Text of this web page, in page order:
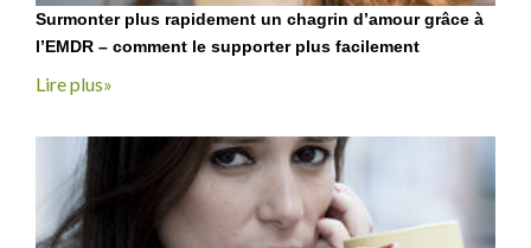
Surmonter plus rapidement un chagrin d’amour grâce à
l’EMDR – comment le supporter plus facilement
Lire plus»